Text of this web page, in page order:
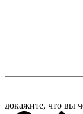
докажите, что вы